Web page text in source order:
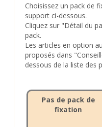
Choisissez un pack de
support ci-dessous.
Cliquez sur "Détail du
pack.
Les articles en option
proposés dans
dessous de la liste des
Pas de pack de
fixation